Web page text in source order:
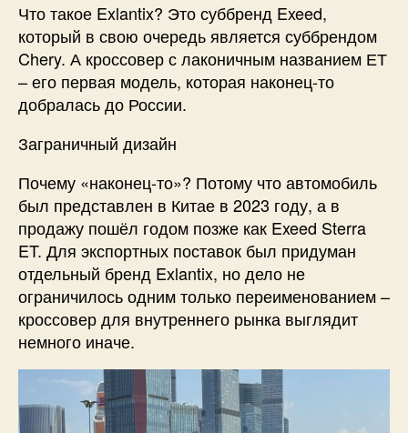
Что такое Exlantix? Это суббренд Exeed,
который в свою очередь является суббрендом
Chery. А кроссовер с лаконичным названием ЕТ
– его первая модель, которая наконец-то
добралась до России.
Заграничный дизайн
Почему «наконец-то»? Потому что автомобиль
был представлен в Китае в 2023 году, а в
продажу пошёл годом позже как Exeed Sterra
ET. Для экспортных поставок был придуман
отдельный бренд Exlantix, но дело не
ограничилось одним только переименованием –
кроссовер для внутреннего рынка выглядит
немного иначе.